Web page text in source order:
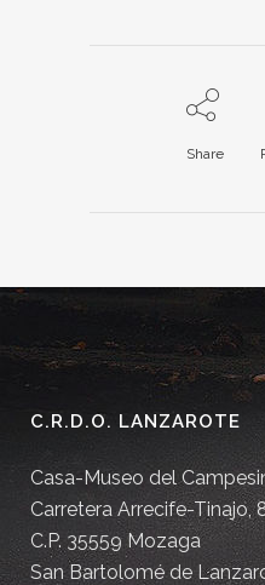
Share
C.R.D.O. LANZAROTE
Casa-Museo del
Carretera Arrecife-Tinajo,
C.P. 35559 Mozaga
San Bartolomé de